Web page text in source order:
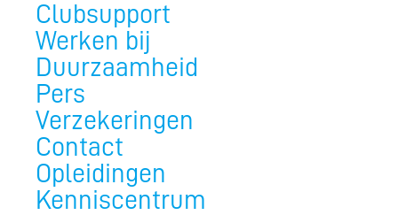
Clubsupport
Werken bij
Duurzaamheid
Pers
Verzekeringen
Contact
Opleidingen
Kenniscentrum